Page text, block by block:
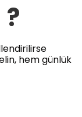
hem günlük